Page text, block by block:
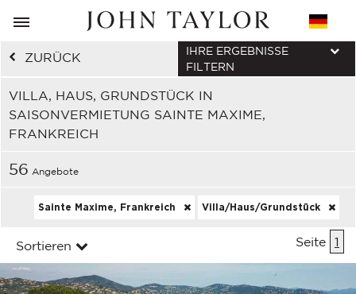
ZURÜCK
VILLA, HAUS, GRUNDSTÜCK IN
SAISONVERMIETUNG SAINTE MAXIME,
FRANKREICH
IHRE ERGEBNISSE
FILTERN
56 Angebote
Sainte Maxime, Frankreich Villa/Haus/Grundstück
Sortieren Seite 1